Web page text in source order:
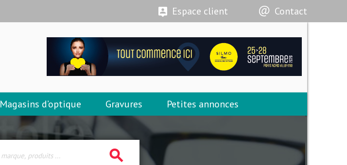
Espace client Contact
Magasins d’optique Gravures Petites annonces
search